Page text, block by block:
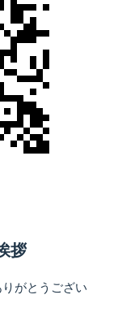
拶
がとうござい